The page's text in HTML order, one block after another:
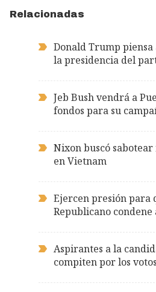
Relacionadas
Donald Trump
la presidencia del
Jeb Bush vendrá a
fondos para su
Nixon buscó
en Vietnam
Ejercen presión para
Republicano condene
Aspirantes a la
compiten por los